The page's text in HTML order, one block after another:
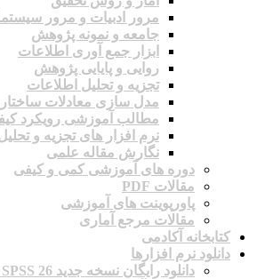
مرور ادبیات و مرور
جامعه و نمونه پژوهش
ابزار جمع آوری اطلاعات
روایی و پایایی پژوهش
تجزیه و تحلیل اطلاعات
مدل سازی معادلات
مطالب آموزشی رویکرد
نرم افزار های تجزیه و
نگارش مقاله علمی
دوره های آموزشی کمی و کیفی
مقالات PDF
پاورپوینت های آموزشی
مقالات مرجع آماری
کتابخانه آکادمی
دانلود نرم افزارها